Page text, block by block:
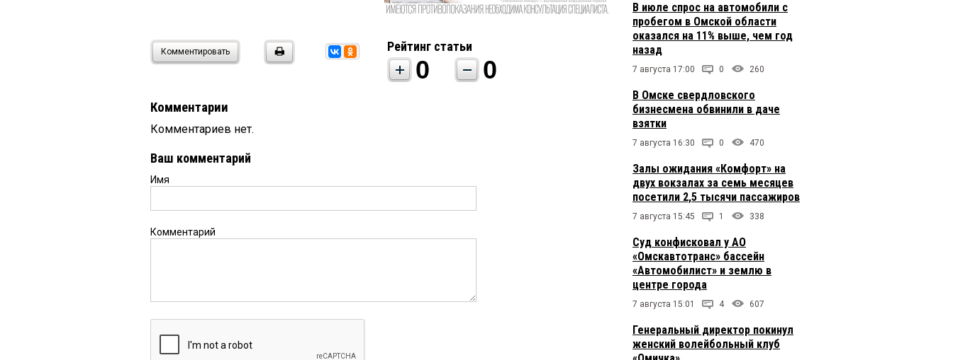
Комментировать Рейтинг статьи
0 0
Комментарии
Комментариев нет.
Ваш комментарий
Имя
Комментарий
В июле спрос на автомобили с
пробегом в Омской области
оказался на 11% выше, чем год
назад
7 августа 17:00 0 260
В Омске свердловского
бизнесмена обвинили в даче
взятки
7 августа 16:30 0 470
Залы ожидания «Комфорт» на
двух вокзалах за семь месяцев
посетили 2,5 тысячи пассажиров
7 августа 15:45 1 338
Суд конфисковал у АО
«Омскавтотранс» бассейн
«Автомобилист» и землю в
центре города
7 августа 15:01 4 607
Генеральный директор покинул
женский волейбольный клуб